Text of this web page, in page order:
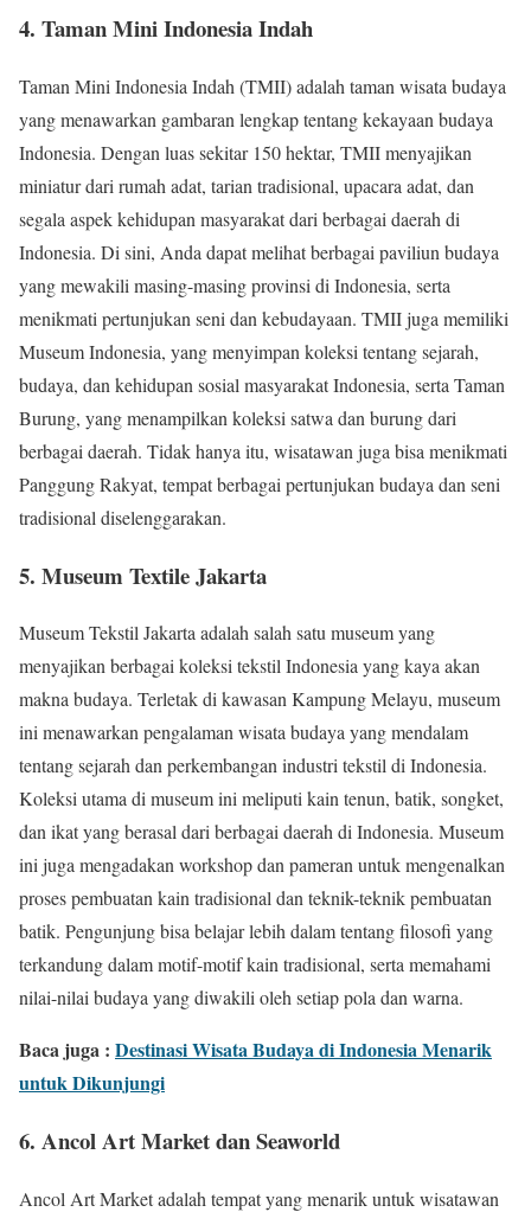
4. Taman Mini Indonesia Indah
Taman Mini Indonesia Indah (TMII) adalah taman wisata budaya
yang menawarkan gambaran lengkap tentang kekayaan budaya
Indonesia. Dengan luas sekitar 150 hektar, TMII menyajikan
miniatur dari rumah adat, tarian tradisional, upacara adat, dan
segala aspek kehidupan masyarakat dari berbagai daerah di
Indonesia. Di sini, Anda dapat melihat berbagai paviliun budaya
yang mewakili masing-masing provinsi di Indonesia, serta
menikmati pertunjukan seni dan kebudayaan. TMII juga memiliki
Museum Indonesia, yang menyimpan koleksi tentang sejarah,
budaya, dan kehidupan sosial masyarakat Indonesia, serta Taman
Burung, yang menampilkan koleksi satwa dan burung dari
berbagai daerah. Tidak hanya itu, wisatawan juga bisa menikmati
Panggung Rakyat, tempat berbagai pertunjukan budaya dan seni
tradisional diselenggarakan.
5. Museum Textile Jakarta
Museum Tekstil Jakarta adalah salah satu museum yang
menyajikan berbagai koleksi tekstil Indonesia yang kaya akan
makna budaya. Terletak di kawasan Kampung Melayu, museum
ini menawarkan pengalaman wisata budaya yang mendalam
tentang sejarah dan perkembangan industri tekstil di Indonesia.
Koleksi utama di museum ini meliputi kain tenun, batik, songket,
dan ikat yang berasal dari berbagai daerah di Indonesia. Museum
ini juga mengadakan workshop dan pameran untuk mengenalkan
proses pembuatan kain tradisional dan teknik-teknik pembuatan
batik. Pengunjung bisa belajar lebih dalam tentang filosofi yang
terkandung dalam motif-motif kain tradisional, serta memahami
nilai-nilai budaya yang diwakili oleh setiap pola dan warna.
Baca juga : Destinasi Wisata Budaya di Indonesia Menarik
untuk Dikunjungi
6. Ancol Art Market dan Seaworld
Ancol Art Market adalah tempat yang menarik untuk wisatawan